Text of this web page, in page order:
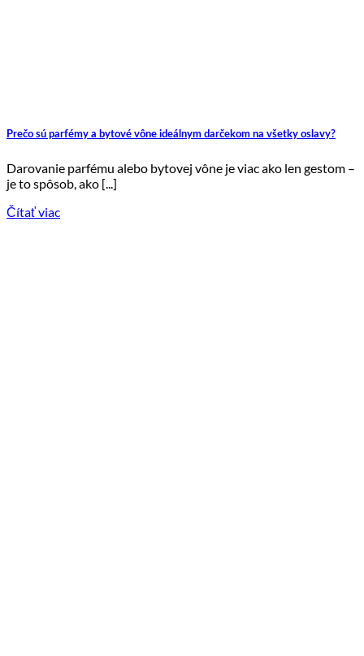
Prečo sú parfémy a bytové vône ideálnym darčekom na všetky oslavy?
Darovanie parfému alebo bytovej vône je viac ako len gestom –
je to spôsob, ako [...]
Čítať viac